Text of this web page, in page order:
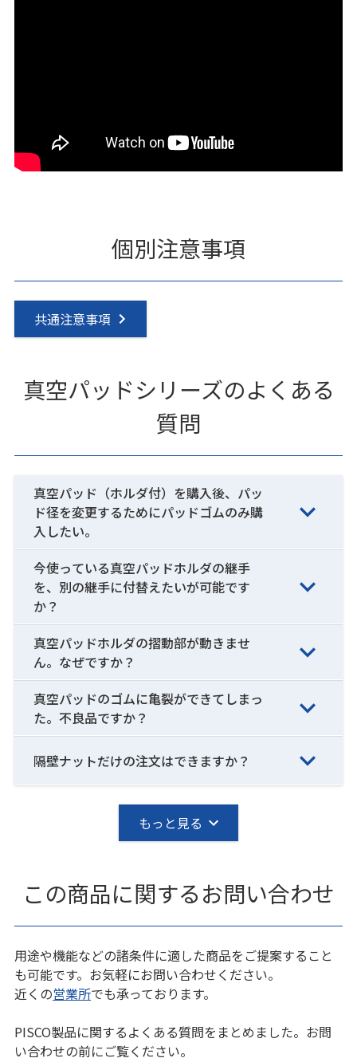
個別注意事項
共通注意事項
真空パッドシリーズのよくある
質問
真空パッド（ホルダ付）を購入後、パッ
ド径を変更するためにパッドゴムのみ購
入したい。
今使っている真空パッドホルダの継手
を、別の継手に付替えたいが可能です
か？
真空パッドホルダの摺動部が動きませ
ん。なぜですか？
真空パッドのゴムに亀裂ができてしまっ
た。不良品ですか？
隔壁ナットだけの注文はできますか？
もっと見る
この商品に関するお問い合わせ
用途や機能などの諸条件に適した商品をご提案すること
も可能です。お気軽にお問い合わせください。
近くの営業所でも承っております。
PISCO製品に関するよくある質問をまとめました。お問
い合わせの前にご覧ください。